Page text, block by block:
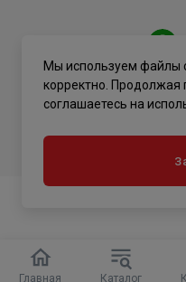
Главная Каталог
Политика
Мы используем файлы
корректно. Продолжая
соглашаетесь на